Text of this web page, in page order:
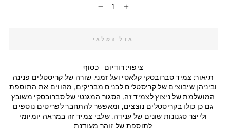
+
אזל המלאי
ציפוי: רודיום - כסוף
תיאור: צמיד סברובסקי קלאסי ועל זמני. שורה של קריסטלים פנינה
וביניהן שיבוצים של קריסטלים לבנים מבריקים, מהווים את התוספת
המושלמת של ניצוץ לצמיד זה. הסגור המגנטי של סברובסקי משובץ
גם כן כולו בקריסטלים נוצצים, ומאפשר להתחבר לפריטים נוספים
ולייצר סגנונות שונים של ענידה. שלבי צמיד זה במראה יומיומי
לתוספת של זוהר מעודנת